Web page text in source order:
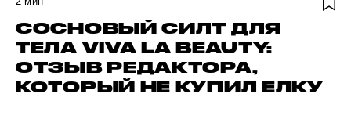
СОСНОВЫЙ СИЛТ ДЛЯ
ТЕЛА VIVA LA BEAUTY:
ОТЗЫВ РЕДАКТОРА,
КОТОРЫЙ НЕ КУПИЛ ЕЛКУ